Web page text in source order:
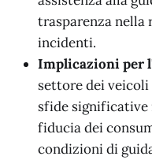
trasparenza nella
incidenti.
Implicazioni per
settore dei
sfide significative
fiducia dei
condizioni di